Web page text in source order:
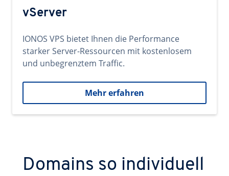
vServer
IONOS VPS bietet Ihnen die Performance
starker Server-Ressourcen mit kostenlosem
und unbegrenztem Traffic.
Mehr erfahren
Domains so individuell